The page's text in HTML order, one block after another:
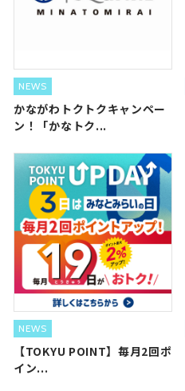
NEWS
かながわトクトクキャンペー
ン！「かなトク...
NEWS
【TOKYU POINT】毎月2回ポ
イン...